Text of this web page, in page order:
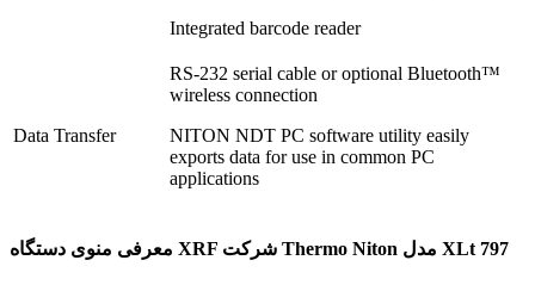
Integrated barcode reader
Data Transfer
RS-232 serial cable or optional Bluetooth™
wireless connection
NITON NDT PC software utility easily
exports data for use in com­mon PC
applications
معرفی منوی دستگاه XRF شرکت Thermo Niton مدل XLt 797